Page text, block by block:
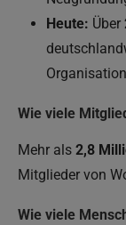
Heute: Über
Wie viele
Mehr als 2,8
Mitglieder von
Wie viele